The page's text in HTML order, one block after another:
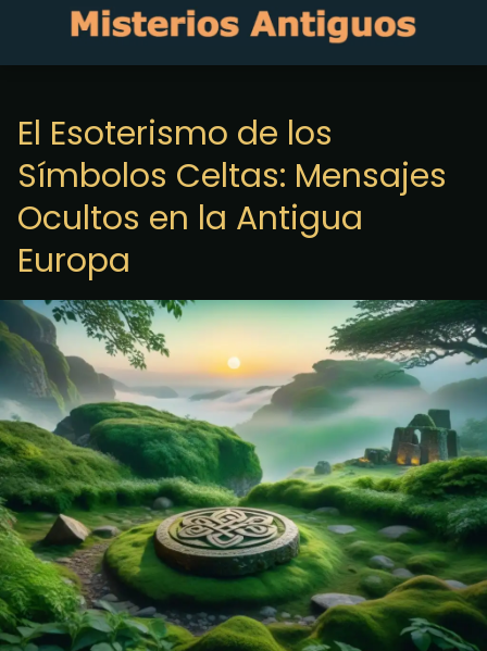
El Esoterismo de los
Símbolos Celtas: Mensajes
Ocultos en la Antigua
Europa